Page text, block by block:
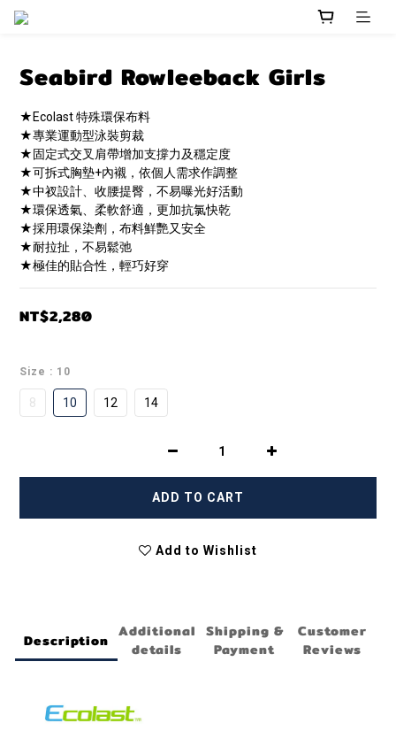
Seabird Rowleeback Girls
★Ecolast 特殊環保布料
★專業運動型泳裝剪裁
★固定式交叉肩帶增加支撐力及穩定度
★可拆式胸墊+內襯，依個人需求作調整
★中衩設計、收腰提臀，不易曝光好活動
★環保透氣、柔軟舒適，更加抗氯快乾
★採用環保染劑，布料鮮艷又安全
★耐拉扯，不易鬆弛
★極佳的貼合性，輕巧好穿
NT$2,280
Size : 10
8 10 12 14
ADD TO CART
Add to Wishlist
Description Additional
details
Shipping &
Payment
Customer
Reviews